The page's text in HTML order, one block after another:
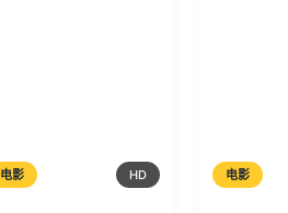
电影 HD 电影